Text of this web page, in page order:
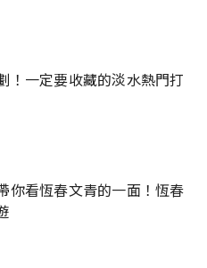
！一定要收藏的淡水熱門打
你看恆春文青的一面！恆春